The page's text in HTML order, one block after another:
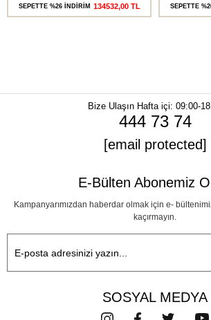
SEPETTE %26 İNDİRİM 134532,00 TL SEPETTE
Bize Ulaşın
444 73 74
[email protected]
Hafta içi: 09:00-
E-Bülten Abonemiz
Kampanyarımızdan haberdar olmak için e-
kaçırmayın.
SOSYAL MEDYA